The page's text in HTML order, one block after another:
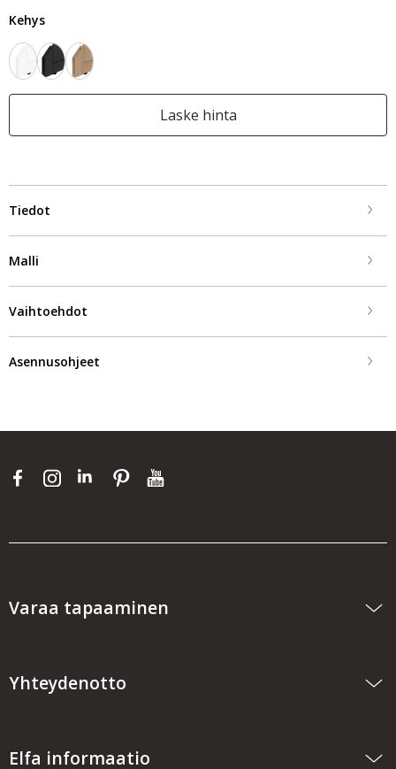
Kehys
Laske hinta
Tiedot
Malli
Vaihtoehdot
Asennusohjeet
Varaa tapaaminen
Yhteydenotto
Elfa informaatio